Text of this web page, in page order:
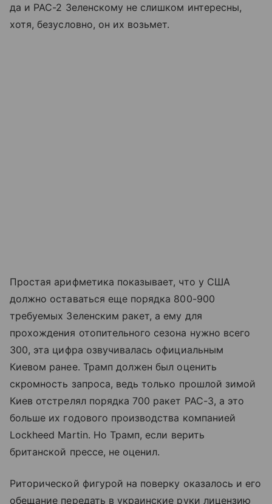
да и PAC-2 Зеленскому не слишком интересны,
хотя, безусловно, он их возьмет.
Простая арифметика показывает, что у США
должно оставаться еще порядка 800-900
требуемых Зеленским ракет, а ему для
прохождения отопительного сезона нужно всего
300, эта цифра озвучивалась официальным
Киевом ранее. Трамп должен был оценить
скромность запроса, ведь только прошлой зимой
Киев отстрелял порядка 700 ракет PAC-3, а это
больше их годового производства компанией
Lockheed Martin. Но Трамп, если верить
британской прессе, не оценил.
Риторической фигурой на поверку оказалось и его
обещание передать в украинские руки лицензию